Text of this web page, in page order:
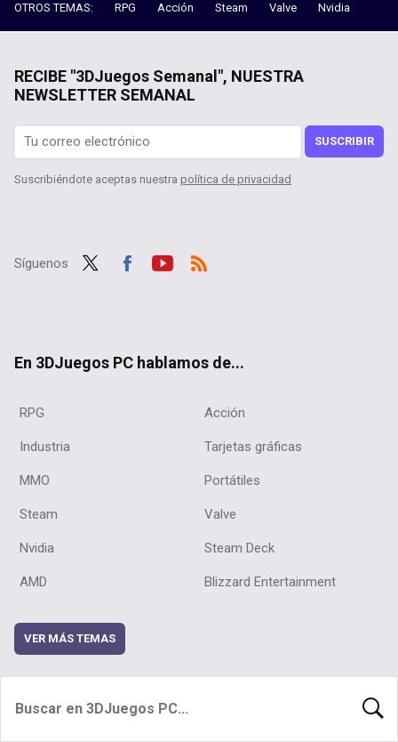
OTROS TEMAS: RPG Acción Steam Valve Nvidia
RECIBE "3DJuegos Semanal", NUESTRA
NEWSLETTER SEMANAL
SUSCRIBIR
Suscribiéndote aceptas nuestra política de privacidad
Síguenos
En 3DJuegos PC hablamos de...
RPG Acción
Industria Tarjetas gráficas
MMO Portátiles
Steam Valve
Nvidia Steam Deck
AMD Blizzard Entertainment
VER MÁS TEMAS